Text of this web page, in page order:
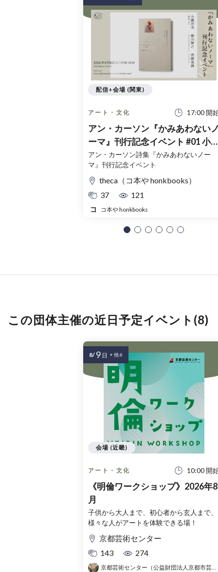
アート・文化 17:00 開
アン・カーソン『かみあわない
ーマ』刊行記念イベント #01 小
洋光× 柳川智之×青柳菜摘
アン・カーソン詩集『かみあわないノー
マ』刊行記念イベント
theca（コ本や honkbooks）
37
121
コ本や honkbooks
配信+会場 (関東)
この団体主催の近日予定イベント(8)
アート・文化 10:00 開
《明倫ワークショップ》2026年8
月
子供から大人まで、初心者から玄人まで、
様々な人がアートを体験できる場！
京都芸術センター
143
274
京都芸術センター（公益財団法人京都市芸術文化協会）
会場 (近畿)
8/ 9 日 + 他 6